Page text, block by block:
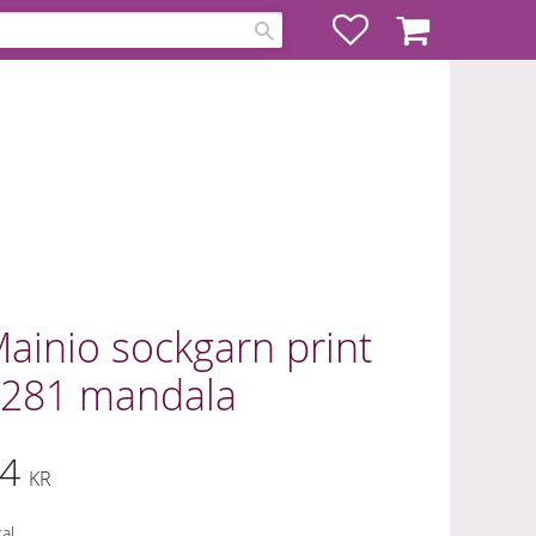
FavoriterKundvagn
sockgarn print
mandala
KR